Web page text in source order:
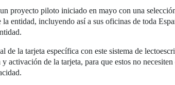
proyecto piloto iniciado en mayo con una
entidad, incluyendo así a sus oficinas de toda
de la tarjeta específica con este sistema de
activación de la tarjeta, para que estos no